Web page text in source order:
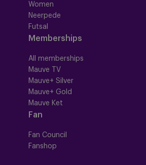
Women
Neerpede
Futsal
Memberships
All memberships
Mauve TV
Mauve+ Silver
Mauve+ Gold
Mauve Ket
Fan
Fan Council
Fanshop